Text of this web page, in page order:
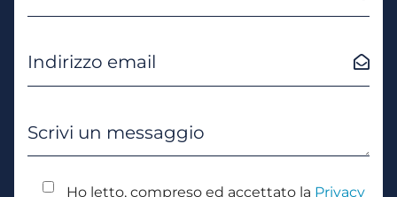
Ho letto, compreso ed accettato la Privacy